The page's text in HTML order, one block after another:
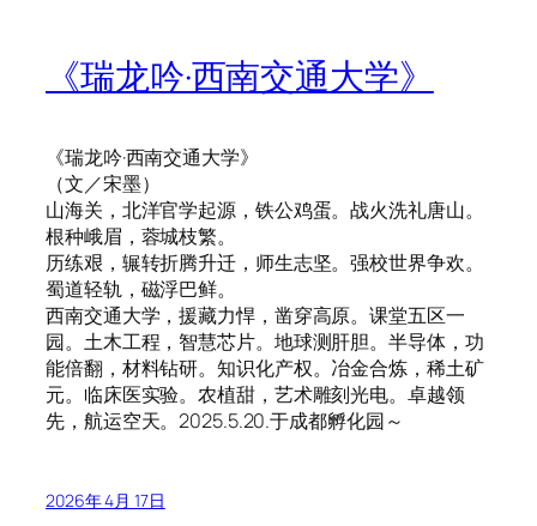
《瑞龙吟·西南交通大学》
《瑞龙吟·西南交通大学》
（文／宋墨）
山海关，北洋官学起源，铁公鸡蛋。战火洗礼唐山。
根种峨眉，蓉城枝繁。
历练艰，辗转折腾升迁，师生志坚。强校世界争欢。
蜀道轻轨，磁浮巴鲜。
西南交通大学，援藏力悍，凿穿高原。课堂五区一
园。土木工程，智慧芯片。地球测肝胆。半导体，功
能倍翻，材料钻研。知识化产权。冶金合炼，稀土矿
元。临床医实验。农植甜，艺术雕刻光电。卓越领
先，航运空天。2025.5.20.于成都孵化园～
2026年 4月 17日